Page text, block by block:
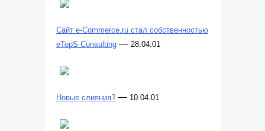
Сайт e-Commerce.ru стал собственностью
eTopS Consulting — 28.04.01
Новые слияния? — 10.04.01